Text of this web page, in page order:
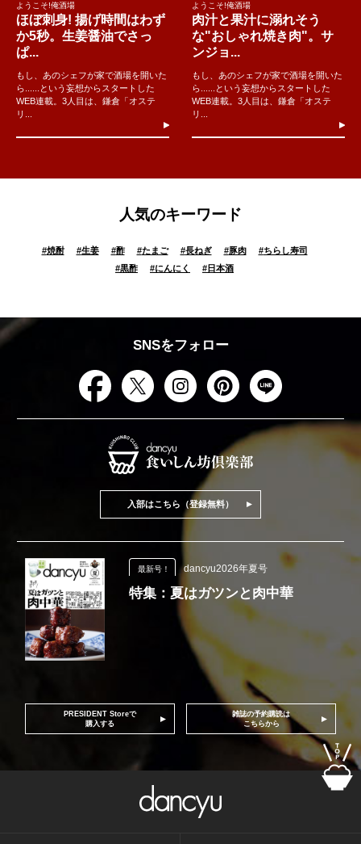
ようこそ!俺酒場
ほぼ刺身! 揚げ時間はわず
か5秒。生姜醤油でさっ
ぱ...
もし、あのシェフが家で酒場を開いた
ら......という妄想からスタートした
WEB連載。3人目は、鎌倉「オステ
リ...
ようこそ!俺酒場
肉汁と果汁に溺れそう
な"おしゃれ焼き肉"。サ
ンジョ...
もし、あのシェフが家で酒場を開いた
ら......という妄想からスタートした
WEB連載。3人目は、鎌倉「オステ
リ...
人気のキーワード
#焼酎 #生姜 #酢 #たまご #長ねぎ #豚肉 #ちらし寿司
#黒酢 #にんにく # 日本酒
SNSをフォロー
入部はこちら（登録無料）
最新号！ dancyu2026年夏号
特集：夏はガツンと肉中華
PRESIDENT Storeで
購入する
雑誌の予約購読は
こちらから